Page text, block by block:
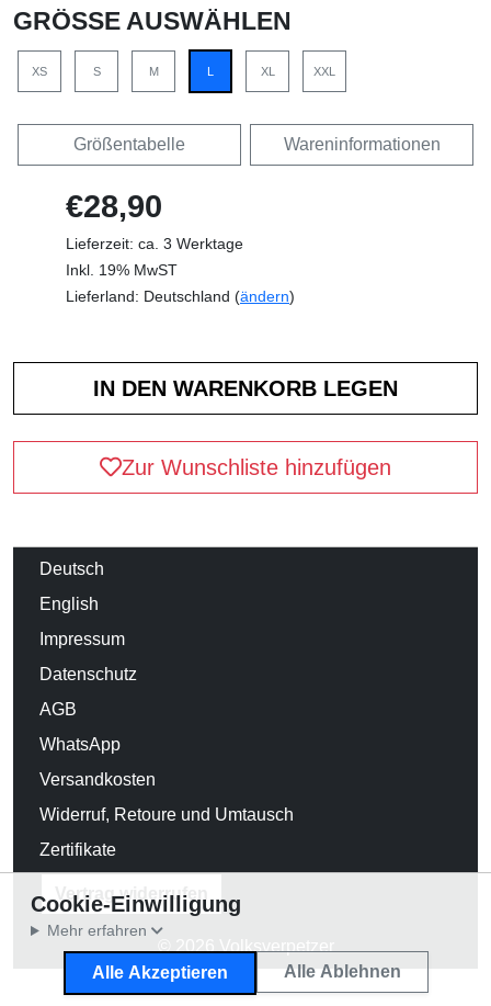
GRÖSSE AUSWÄHLEN
XS S M XL XXL
Größentabelle Wareninformationen
€28,90
Lieferzeit: ca. 3 Werktage
Inkl. 19% MwST
Lieferland: Deutschland (ändern)
Zur Wunschliste hinzufügen
Deutsch
English
Impressum
Datenschutz
AGB
WhatsApp
Versandkosten
Widerruf, Retoure und Umtausch
Zertifikate
Vertrag widerrufen
© 2026 Volksverpetzer
Cookie-Einwilligung
Mehr erfahren
Alle Akzeptieren Alle Ablehnen